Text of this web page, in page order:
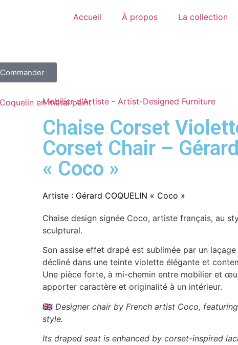
Accueil À propos La collection
Commander
Mobilier d'Artiste - Artist-Designed Furniture
Chaise Corset
Corset Chair –
« Coco »
Artiste : Gérard COQUELIN « Coco »
Chaise design signée Coco, artiste français, au
sculptural.
Son assise effet drapé est sublimée par un
décliné dans une teinte violette élégante et
Une pièce forte, à mi-chemin entre mobilier et
apporter caractère et originalité à un intérieur.
🇬🇧 Designer chair by French artist Coco,
style.
Its draped seat is enhanced by corset-inspired